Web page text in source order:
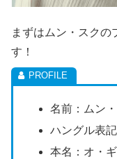
まずはムン・スクの
す！
名前：ムン
ハングル表記
本名：オ・